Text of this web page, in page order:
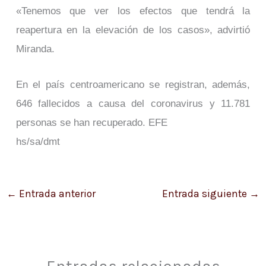
«Tenemos que ver los efectos que tendrá la
reapertura en la elevación de los casos», advirtió
Miranda.
En el país centroamericano se registran, además,
646 fallecidos a causa del coronavirus y 11.781
personas se han recuperado. EFE
hs/sa/dmt
← Entrada anterior Entrada siguiente →